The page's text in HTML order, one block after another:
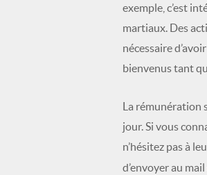
exemple, c’est
martiaux. Des
nécessaire
bienvenus tant
La
jour. Si vous
n’hésitez pas à
d’envoyer au mail